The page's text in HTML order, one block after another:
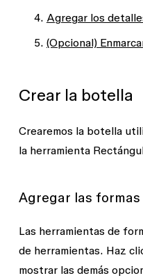
Agregar los
(Opcional)
Crear la botella
Crearemos la botella
la herramienta
Agregar las formas
Las herramientas de
de herramientas. Haz
mostrar las demás